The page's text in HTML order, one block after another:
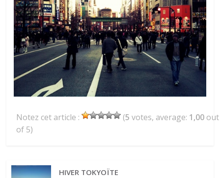
Notez cet article : (5 votes, average: 1,00 out
of 5)
HIVER TOKYOÏTE